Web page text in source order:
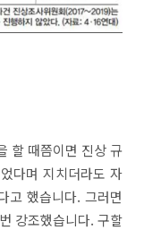
할 때쯤이면 진상 규
다며 지치더라도 자
고 했습니다. 그러면
강조했습니다. 구할